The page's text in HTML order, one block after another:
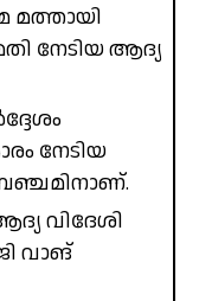
മത്തായി
നേടിയ ആദ്യ
നേടിയ
വിദേശി
വാങ്